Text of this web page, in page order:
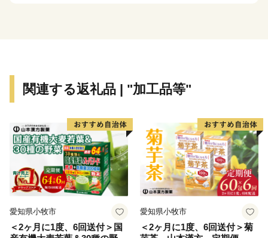
関連する返礼品 | "加工品等"
愛知県小牧市
＜2ヶ月に1度、6回送付＞国
愛知県小牧市
＜2ヶ月に1度、6回送付＞菊